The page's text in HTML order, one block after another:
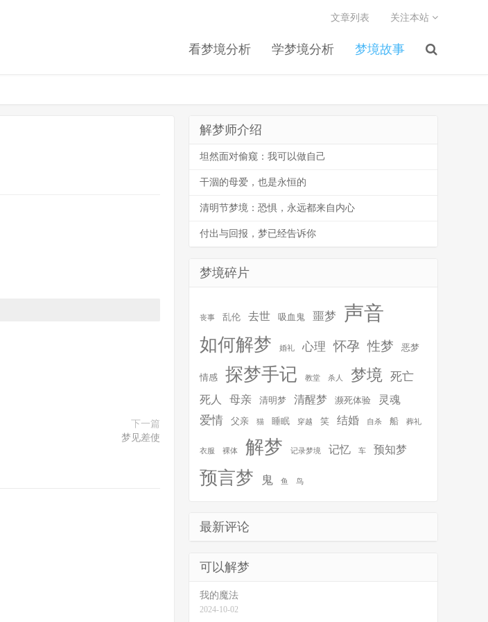
看梦境分析 学梦境分析 梦境故事
文章列表 关注本站
下一篇
梦见差使
解梦师介绍
坦然面对偷窥：我可以做自己
干涸的母爱，也是永恒的
清明节梦境：恐惧，永远都来自内心
付出与回报，梦已经告诉你
梦境碎片
丧事 乱伦 去世 吸血鬼 噩梦 声音
如何解梦 婚礼 心理 怀孕 性梦 恶梦
情感 探梦手记 教堂 杀人 梦境 死亡
死人 母亲 清明梦 清醒梦 濒死体验 灵魂
爱情 父亲 猫 睡眠 穿越 笑 结婚 自杀 船 葬礼
衣服 裸体 解梦 记录梦境 记忆 车 预知梦
预言梦 鬼 鱼 鸟
最新评论
可以解梦
我的魔法
2024-10-02